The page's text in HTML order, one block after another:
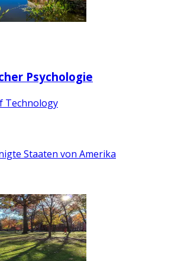
Psychologie
Technology
Staaten von Amerika